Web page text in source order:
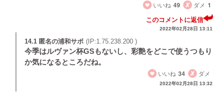
いいね 49 ダメ 1
このコメントに返信
2022年02月28日 13:11
14.1 匿名の浦和サポ (IP:1.75.238.200 )
今季はルヴァン杯GSもないし、彩艶をどこで使うつもり
か気になるところだね。
いいね 34 ダメ
2022年02月28日 13:32